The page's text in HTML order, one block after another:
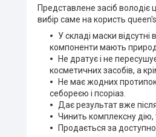
Представлене засіб володіє
вибір саме на користь
У складі маски відсутні
компоненти мають
Не дратує і не
косметичних засобів, а
Не має жодних
себореєю і псоріаз.
Дає результат вже
Чинить комплексну дію,
Продається за